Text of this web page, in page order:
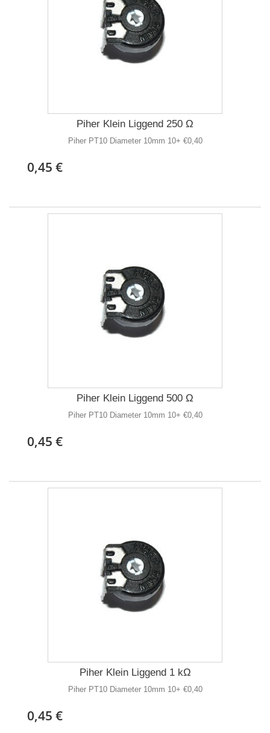
Piher Klein Liggend 250 Ω
Piher PT10 Diameter 10mm 10+ €0,40
0,45 €
Piher Klein Liggend 500 Ω
Piher PT10 Diameter 10mm 10+ €0,40
0,45 €
Piher Klein Liggend 1 kΩ
Piher PT10 Diameter 10mm 10+ €0,40
0,45 €